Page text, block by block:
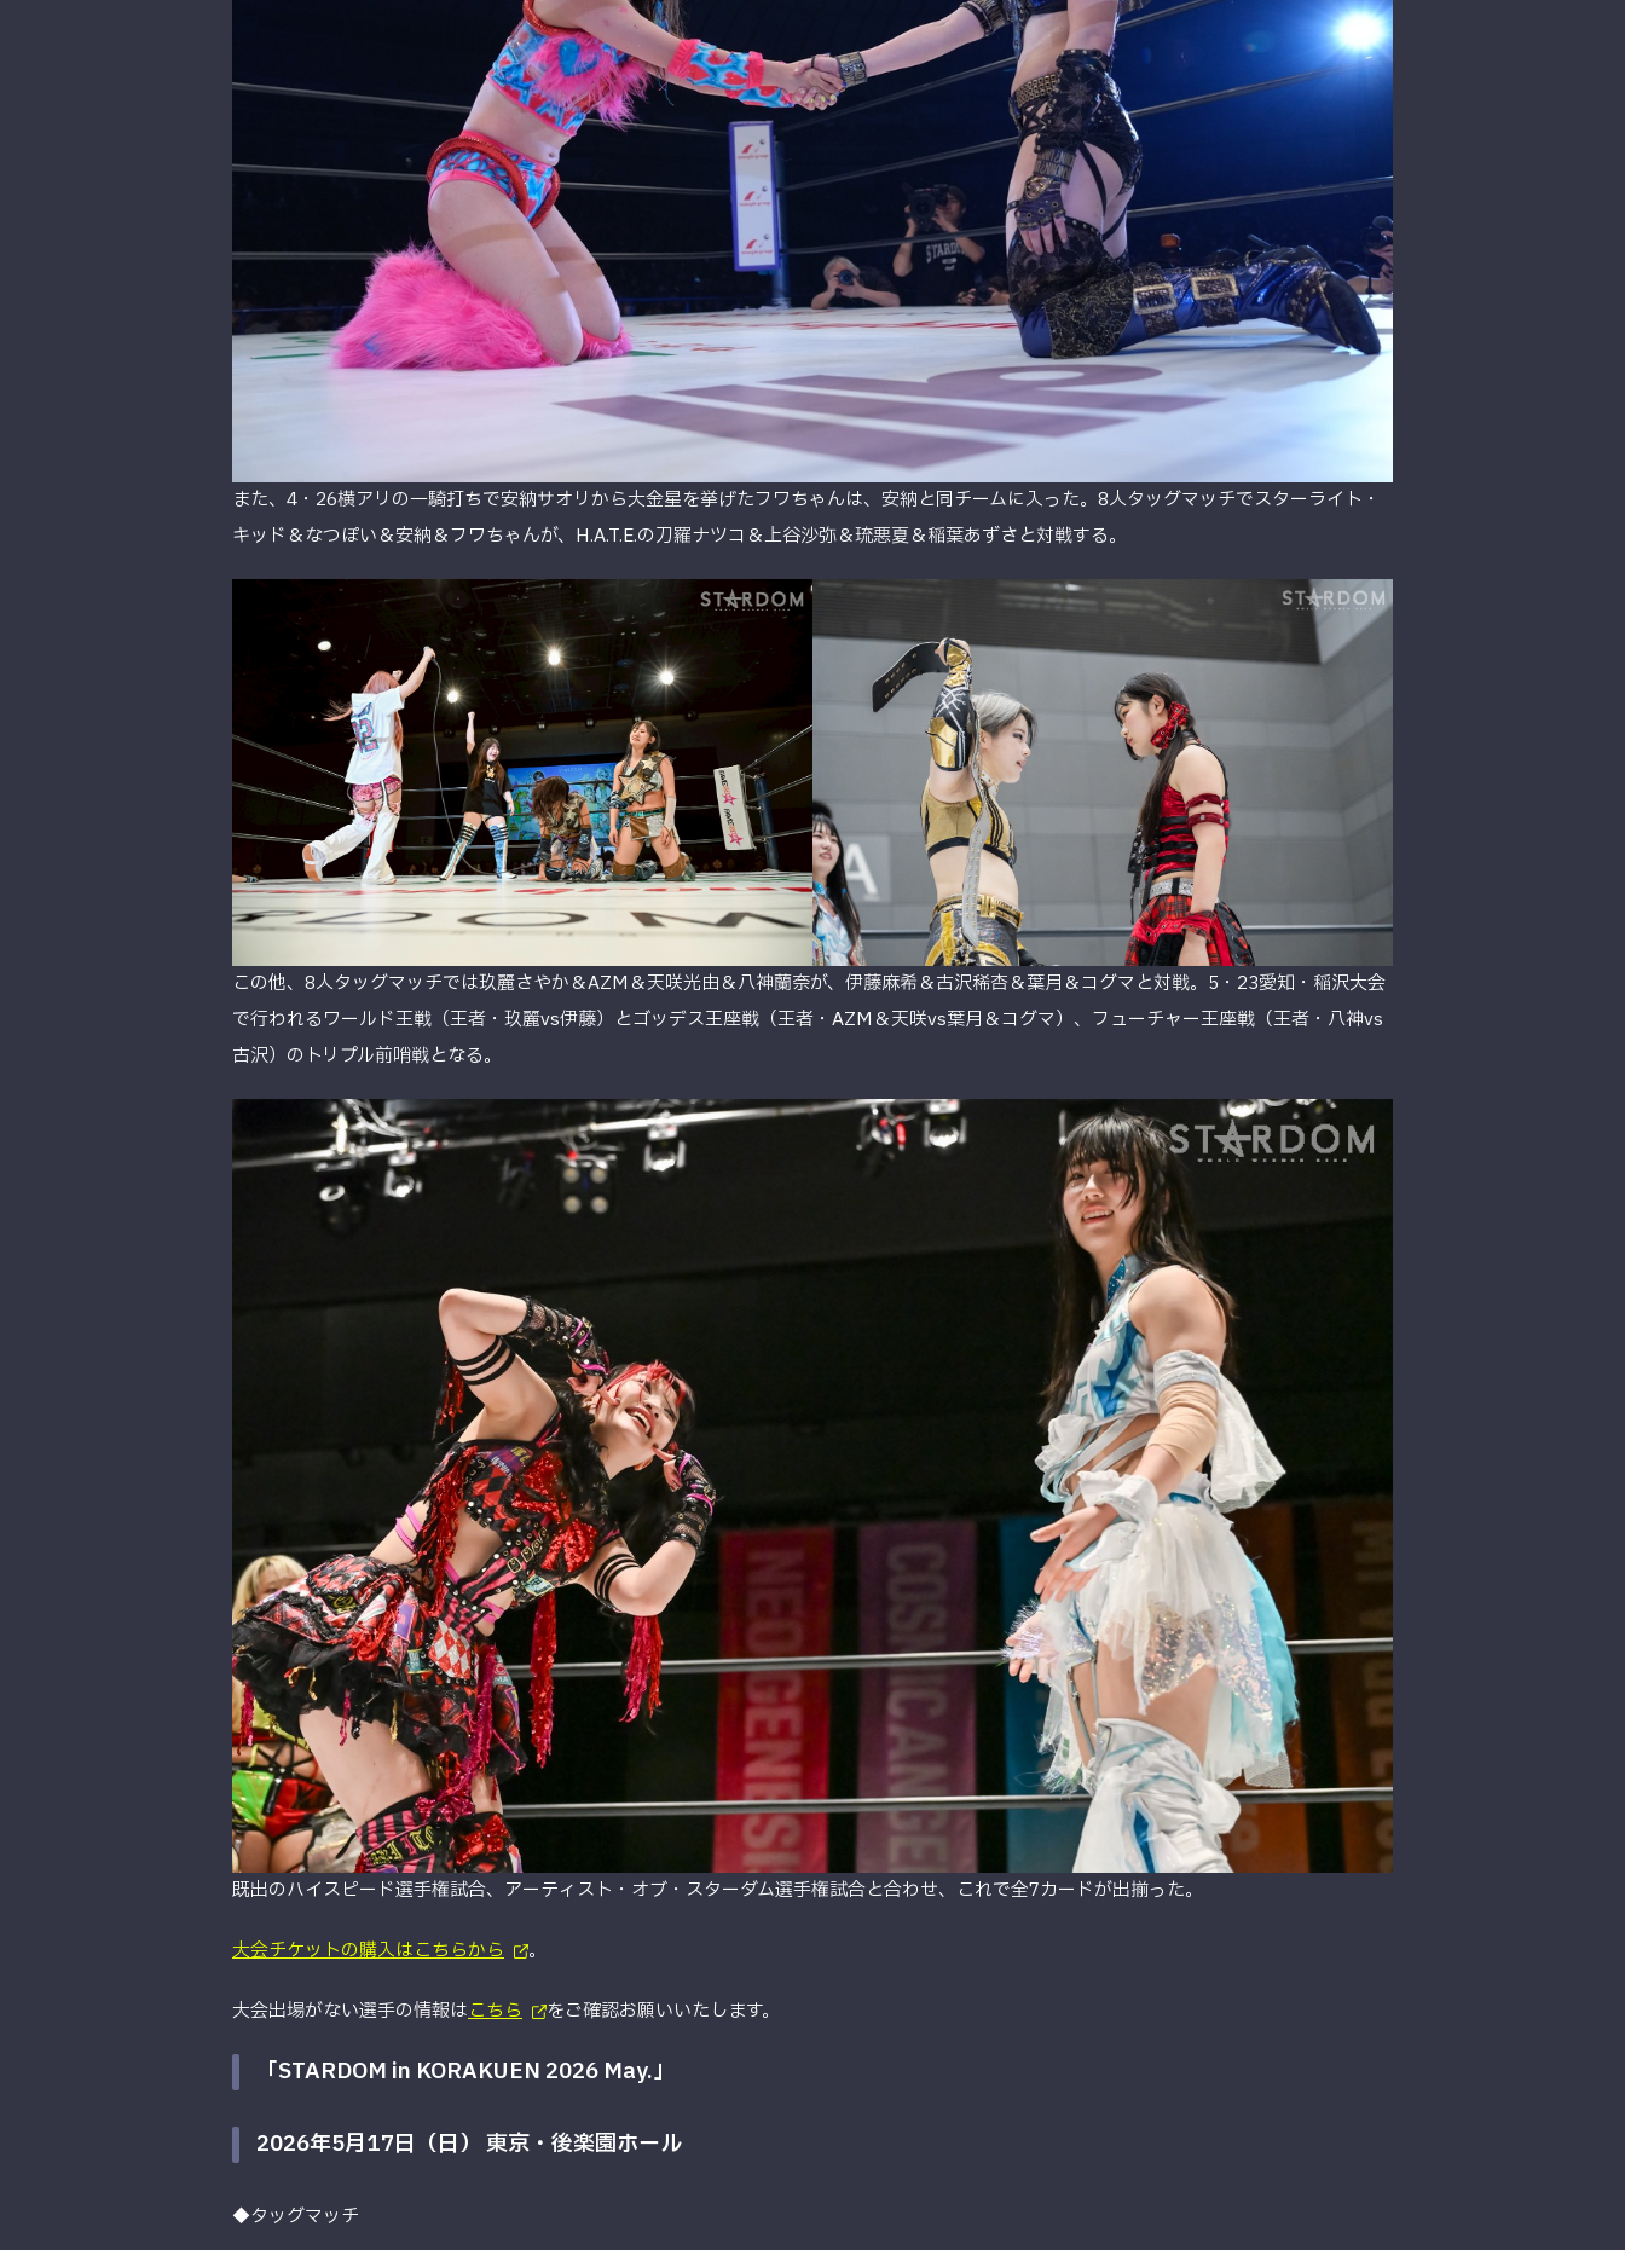
また、4・26横アリの一騎打ちで安納サオリから大金星を挙げたフワちゃんは、安納と同チームに入った。8人タッグマッチでスターライト・
キッド＆なつぽい＆安納＆フワちゃんが、H.A.T.E.の刀羅ナツコ＆上谷沙弥＆琉悪夏＆稲葉あずさと対戦する。
この他、8人タッグマッチでは玖麗さやか＆AZM＆天咲光由＆八神蘭奈が、伊藤麻希＆古沢稀杏＆葉月＆コグマと対戦。5・23愛知・稲沢大会
で行われるワールド王戦（王者・玖麗vs伊藤）とゴッデス王座戦（王者・AZM＆天咲vs葉月＆コグマ）、フューチャー王座戦（王者・八神vs
古沢）のトリプル前哨戦となる。
既出のハイスピード選手権試合、アーティスト・オブ・スターダム選手権試合と合わせ、これで全7カードが出揃った。
大会チケットの購入はこちらから 。
大会出場がない選手の情報はこちら をご確認お願いいたします。
「STARDOM in KORAKUEN 2026 May.」
2026年5月17日（日） 東京・後楽園ホール
◆タッグマッチ